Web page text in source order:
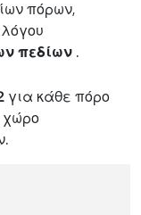
πόρων,
πεδίων .
για κάθε πόρο
χώρο